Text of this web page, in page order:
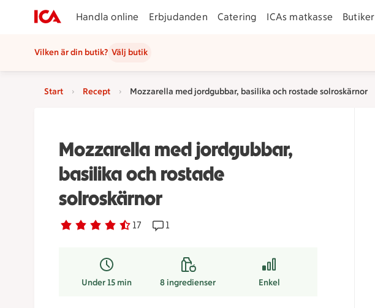
Handla online Erbjudanden Catering ICAs matkasse Butiker
Vilken är din butik? Välj butik
Start Recept Mozzarella med jordgubbar, basilika och rostade solroskärnor
Mozzarella med jordgubbar,
basilika och rostade
solroskärnor
Betyg 4.3 av 5. 17
17 personer har röstatReceptet har 1 kommentarer
1
Under 15 min 8ingredienser Enkel